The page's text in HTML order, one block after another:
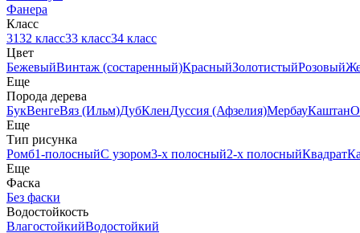
Фанера
Класс
3132 класс33 класс34 класс
Цвет
БежевыйВинтаж (состаренный)КрасныйЗолотистыйРозовый
Еще
Порода дерева
БукВенгеВяз (Ильм)ДубКленДуссия (Афзелия)МербауКаштан
Еще
Тип рисунка
Ромб1-полосныйС узором3-х полосный2-х полосныйКвадрат
Еще
Фаска
Без фаски
Водостойкость
ВлагостойкийВодостойкий